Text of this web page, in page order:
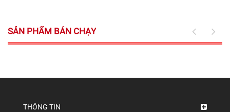
SẢN PHẨM BÁN CHẠY
THÔNG TIN